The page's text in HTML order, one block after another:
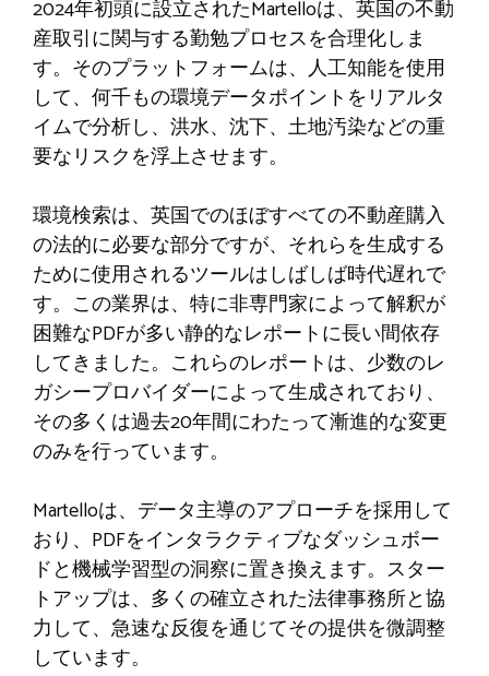
2024年初頭に設立されたMartelloは、英国の不動
産取引に関与する勤勉プロセスを合理化しま
す。そのプラットフォームは、人工知能を使用
して、何千もの環境データポイントをリアルタ
イムで分析し、洪水、沈下、土地汚染などの重
要なリスクを浮上させます。
環境検索は、英国でのほぼすべての不動産購入
の法的に必要な部分ですが、それらを生成する
ために使用されるツールはしばしば時代遅れで
す。この業界は、特に非専門家によって解釈が
困難なPDFが多い静的なレポートに長い間依存
してきました。これらのレポートは、少数のレ
ガシープロバイダーによって生成されており、
その多くは過去20年間にわたって漸進的な変更
のみを行っています。
Martelloは、データ主導のアプローチを採用して
おり、PDFをインタラクティブなダッシュボー
ドと機械学習型の洞察に置き換えます。スター
トアップは、多くの確立された法律事務所と協
力して、急速な反復を通じてその提供を微調整
しています。